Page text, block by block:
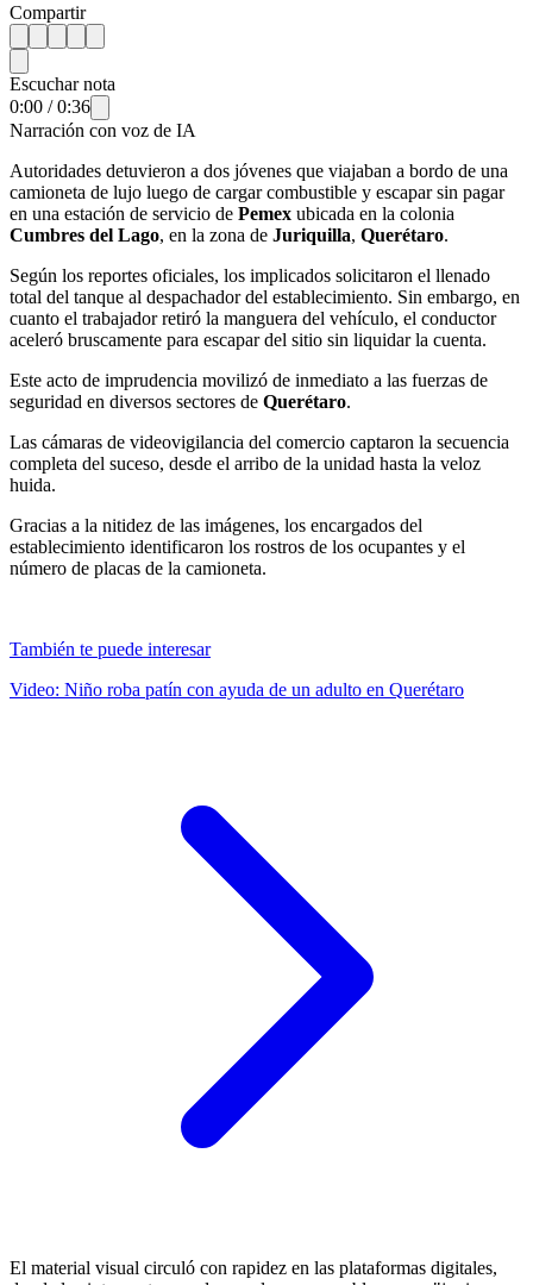
Compartir
Escuchar nota
0:00 /0:36
Narración con voz de IA
Autoridades detuvieron a dos jóvenes que viajaban a bordo de una
camioneta de lujo luego de cargar combustible y escapar sin pagar
en una estación de servicio de Pemex ubicada en la colonia
Cumbres del Lago, en la zona de Juriquilla, Querétaro.
Según los reportes oficiales, los implicados solicitaron el llenado
total del tanque al despachador del establecimiento. Sin embargo, en
cuanto el trabajador retiró la manguera del vehículo, el conductor
aceleró bruscamente para escapar del sitio sin liquidar la cuenta.
Este acto de imprudencia movilizó de inmediato a las fuerzas de
seguridad en diversos sectores de Querétaro.
Las cámaras de videovigilancia del comercio captaron la secuencia
completa del suceso, desde el arribo de la unidad hasta la veloz
huida.
Gracias a la nitidez de las imágenes, los encargados del
establecimiento identificaron los rostros de los ocupantes y el
número de placas de la camioneta.
También te puede interesar
Video: Niño roba patín con ayuda de un adulto en Querétaro
El material visual circuló con rapidez en las plataformas digitales,